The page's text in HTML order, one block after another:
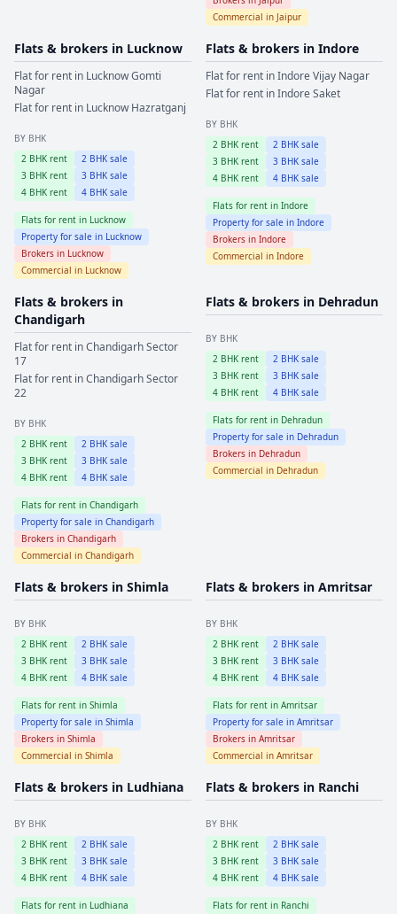
Commercial in Jaipur
Flats & brokers in Lucknow
Flat for rent in LucknowGomti
Nagar
Flat for rent in Lucknow Hazratganj
BY BHK
2 BHK rent 2 BHK sale
3 BHK rent 3 BHK sale
4 BHK rent 4 BHK sale
Flats for rent in Lucknow
Property for sale in Lucknow
Brokers in Lucknow
Commercial in Lucknow
Flats & brokers in Indore
Flat for rent inIndoreVijay Nagar
Flat for rent inIndoreSaket
BY BHK
2 BHK rent 2 BHK sale
3 BHK rent 3 BHK sale
4 BHK rent 4 BHK sale
Flats for rent in Indore
Property for sale in Indore
Brokers in Indore
Commercial in Indore
Flats & brokers in
Chandigarh
Flat for rent inChandigarhSector
17
Flat for rent inChandigarhSector
22
BY BHK
2 BHK rent 2 BHK sale
3 BHK rent 3 BHK sale
4 BHK rent 4 BHK sale
Flats for rent in Chandigarh
Property for sale in Chandigarh
Brokers in Chandigarh
Commercial in Chandigarh
Flats & brokers in Dehradun
BY BHK
2 BHK rent 2 BHK sale
3 BHK rent 3 BHK sale
4 BHK rent 4 BHK sale
Flats for rent in Dehradun
Property for sale in Dehradun
Brokers in Dehradun
Commercial in Dehradun
Flats & brokers in Shimla
BY BHK
2 BHK rent 2 BHK sale
3 BHK rent 3 BHK sale
4 BHK rent 4 BHK sale
Flats for rent in Shimla
Property for sale in Shimla
Brokers in Shimla
Commercial in Shimla
Flats & brokers in Amritsar
BY BHK
2 BHK rent 2 BHK sale
3 BHK rent 3 BHK sale
4 BHK rent 4 BHK sale
Flats for rent in Amritsar
Property for sale in Amritsar
Brokers in Amritsar
Commercial in Amritsar
Flats & brokers in Ludhiana
BY BHK
2 BHK rent 2 BHK sale
3 BHK rent 3 BHK sale
4 BHK rent 4 BHK sale
Flats for rent in Ludhiana
Flats & brokers in Ranchi
BY BHK
2 BHK rent 2 BHK sale
3 BHK rent 3 BHK sale
4 BHK rent 4 BHK sale
Flats for rent in Ranchi